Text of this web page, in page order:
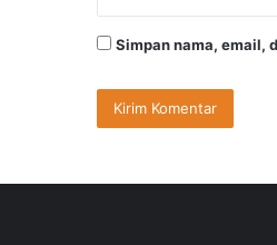
Simpan nama, email,